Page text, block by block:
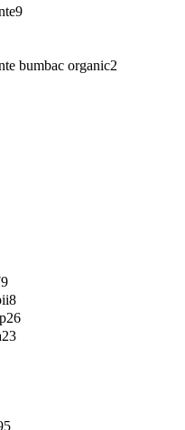
9
bumbac organic2
8
26
23